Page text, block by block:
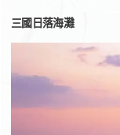
三國日落海灘